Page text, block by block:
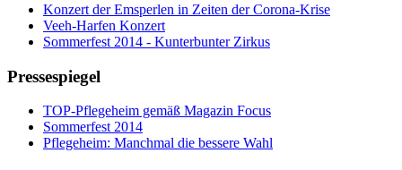
Konzert der Emsperlen in Zeiten der Corona-Krise
Veeh-Harfen Konzert
Sommerfest 2014 - Kunterbunter Zirkus
Pressespiegel
TOP-Pflegeheim gemäß Magazin Focus
Sommerfest 2014
Pflegeheim: Manchmal die bessere Wahl